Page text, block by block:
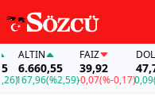
ALTIN
6.660,55
167,96(%2,59)
FAİZ
39,92
-0,07(%-0,17)
DOLAR
47,71
0,09